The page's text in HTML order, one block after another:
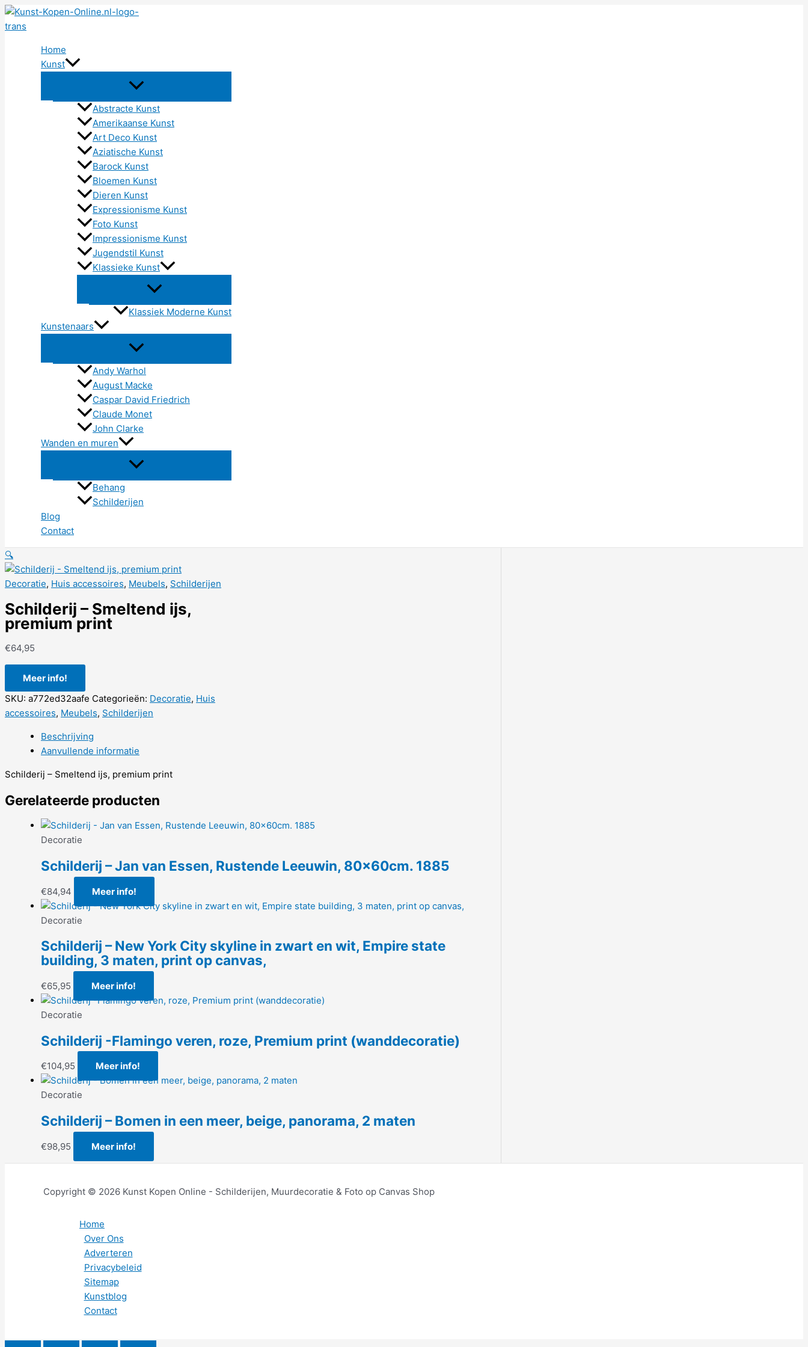
Ga
naar
Home
Kunst
Abstracte Kunst
Amerikaanse Kunst
Art Deco Kunst
Aziatische Kunst
Barock Kunst
Bloemen Kunst
Dieren Kunst
Expressionisme Kunst
Foto Kunst
Impressionisme Kunst
Jugendstil Kunst
Klassieke Kunst
Klassiek Moderne Kunst
Kunstenaars
Andy Warhol
August Macke
Caspar David Friedrich
Claude Monet
John Clarke
Wanden en muren
Behang
Schilderijen
Blog
Contact
🔍
Decoratie, Huis accessoires, Meubels, Schilderijen
Schilderij – Smeltend ijs,
premium print
€64,95
Meer info!
SKU: a772ed32aafe Categorieën: Decoratie, Huis
accessoires, Meubels, Schilderijen
Beschrijving
Aanvullende informatie
Schilderij – Smeltend ijs, premium print
Gerelateerde producten
Decoratie
Schilderij – Jan van Essen, Rustende Leeuwin, 80x60cm. 1885
€84,94 Meer info!
Decoratie
Schilderij – New York City skyline in zwart en wit, Empire state
building, 3 maten, print op canvas,
€65,95 Meer info!
Decoratie
Schilderij -Flamingo veren, roze, Premium print (wanddecoratie)
€104,95 Meer info!
Decoratie
Schilderij – Bomen in een meer, beige, panorama, 2 maten
€98,95 Meer info!
Copyright © 2026 Kunst Kopen Online - Schilderijen, Muurdecoratie & Foto op Canvas Shop
Home
Over Ons
Adverteren
Privacybeleid
Sitemap
Kunstblog
Contact